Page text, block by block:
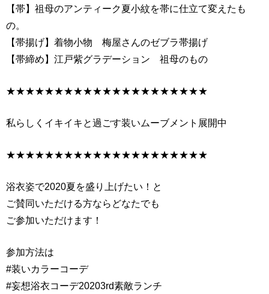
【帯】祖母のアンティーク夏小紋を帯に仕立て変えたも
の。
【帯揚げ】着物小物 梅屋さんのゼブラ帯揚げ
【帯締め】江戸紫グラデーション 祖母のもの
★★★★★★★★★★★★★★★★★★★★★
私らしくイキイキと過ごす装いムーブメント展開中
★★★★★★★★★★★★★★★★★★★★★
浴衣姿で2020夏を盛り上げたい！と
ご賛同いただける方ならどなたでも
ご参加いただけます！
参加方法は
#装いカラーコーデ
#妄想浴衣コーデ20203rd素敵ランチ